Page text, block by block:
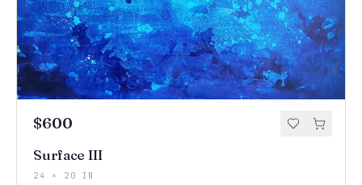
$600
Surface III
24 × 20 IN